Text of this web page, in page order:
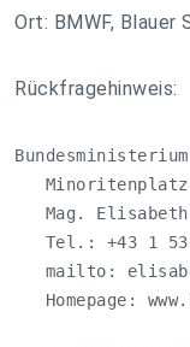
Ort: BMWF, Blauer
Rückfragehinweis:
Mag.
Tel.: +43 1
   mailto:
Homepage: